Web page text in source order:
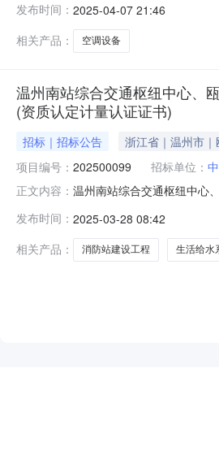
6437800元）。根据《中华
公示期间先向招标人提出异议
发布时间： 2025-04-07 21:46
相关产品：
空调设备
温州南站综合交通枢纽中心、
(资质认定计量认证证书)
招标｜招标公告 浙江省｜温州市｜
项目编号： 202500099 招标单位：
正文内容： 温州南站综合交通枢纽中心
中介服务的公告公告号：
桥单元D-04地块
发布时间： 2025-03-28 08:42
相关产品：
消防站建设工程 生活给水